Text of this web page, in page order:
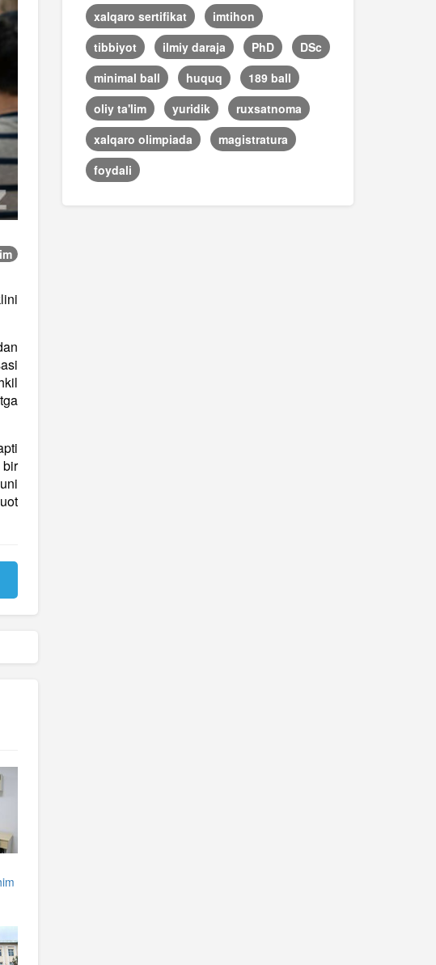
xalqaro sertifikat
imtihon
tibbiyot
ilmiy daraja PhD
DSc
minimal ball
huquq
189 ball
oliy ta'lim
yuridik
ruxsatnoma
xalqaro olimpiada
magistratura
foydali